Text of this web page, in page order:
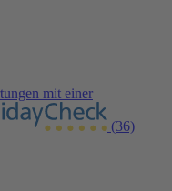
mit einer
(36)